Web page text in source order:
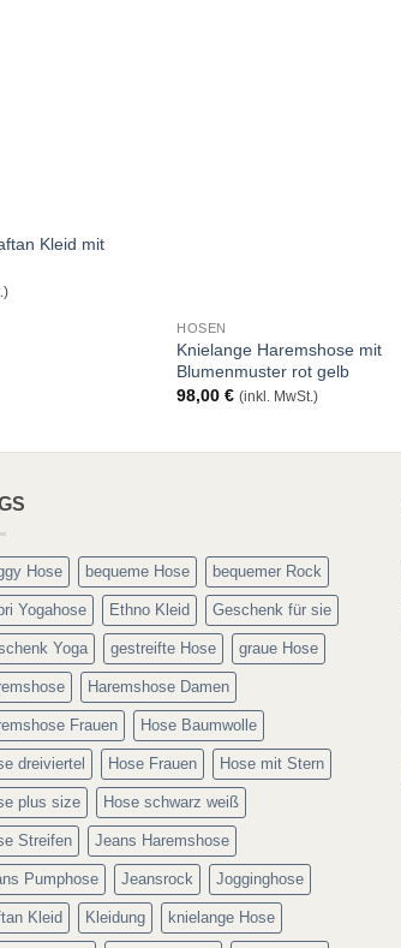
Kleid mit
HOSEN
Knielange Haremshose mit
Blumenmuster rot gelb
98,00€ (inkl. MwSt.)
Hose bequeme Hose bequemer Rock
Yogahose Ethno Kleid Geschenk für sie
Yoga gestreifte Hose graue Hose
Haremshose Damen
Frauen Hose Baumwolle
dreiviertel Hose Frauen Hose mit Stern
plus size Hose schwarz weiß
Streifen Jeans Haremshose
Pumphose Jeansrock Jogginghose
Kleid Kleidung knielange Hose